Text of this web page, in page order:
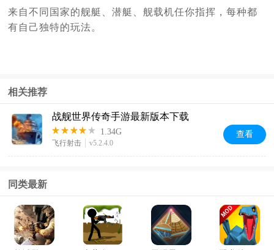
来自不同国家的舰艇、潜艇、舰载机任你指挥，每种都
有自己独特的玩法。
相关推荐
战舰世界传奇手游最新版本下载
1.34G
飞行射击 v5.2.4.0
查看
同类最新